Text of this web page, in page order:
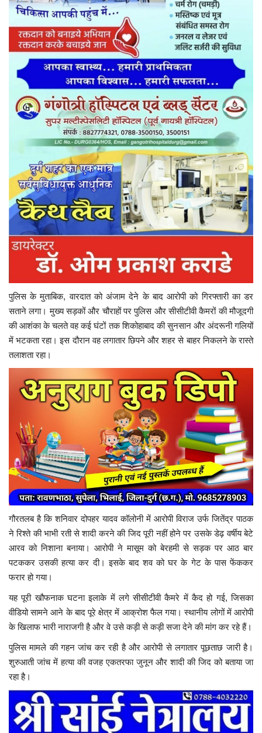
पुलिस के मुताबिक, वारदात को अंजाम देने के बाद आरोपी को गिरफ्तारी का डर
सताने लगा। मुख्य सड़कों और चौराहों पर पुलिस और सीसीटीवी कैमरों की मौजूदगी
की आशंका के चलते वह कई घंटों तक शिकोहाबाद की सुनसान और अंदरूनी गलियों
में भटकता रहा। इस दौरान वह लगातार छिपने और शहर से बाहर निकलने के रास्ते
तलाशता रहा।
गौरतलब है कि शनिवार दोपहर यादव कॉलोनी में आरोपी विराज उर्फ जितेंद्र पाठक
ने रिश्ते की भाभी रती से शादी करने की जिद पूरी नहीं होने पर उसके डेढ़ वर्षीय बेटे
आरव को निशाना बनाया। आरोपी ने मासूम को बेरहमी से सड़क पर आठ बार
पटककर उसकी हत्या कर दी। इसके बाद शव को घर के गेट के पास फेंककर
फरार हो गया।
यह पूरी खौफनाक घटना इलाके में लगे सीसीटीवी कैमरे में कैद हो गई, जिसका
वीडियो सामने आने के बाद पूरे क्षेत्र में आक्रोश फैल गया। स्थानीय लोगों में आरोपी
के खिलाफ भारी नाराजगी है और वे उसे कड़ी से कड़ी सजा देने की मांग कर रहे हैं।
पुलिस मामले की गहन जांच कर रही है और आरोपी से लगातार पूछताछ जारी है।
शुरुआती जांच में हत्या की वजह एकतरफा जुनून और शादी की जिद को बताया जा
रहा है।